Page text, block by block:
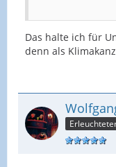
Das halte ich für
denn als